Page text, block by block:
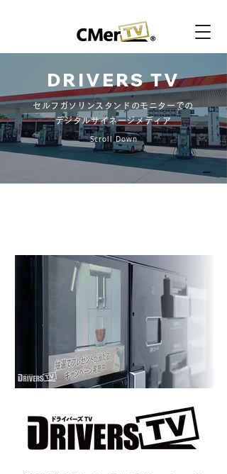
DRIVERS TV
セルフガソリンスタンドのモニターでの
デジタルサイネージメディア
Scroll Down